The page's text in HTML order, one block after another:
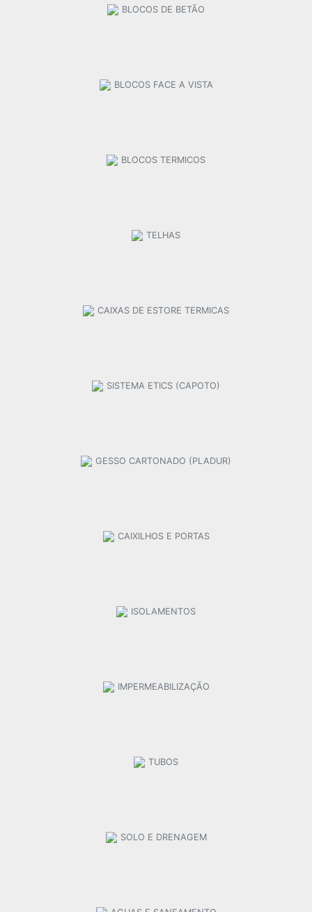
BLOCOS DE BETÃO
BLOCOS FACE A VISTA
BLOCOS TERMICOS
TELHAS
CAIXAS DE ESTORE TERMICAS
SISTEMA ETICS (CAPOTO)
GESSO CARTONADO (PLADUR)
CAIXILHOS E PORTAS
ISOLAMENTOS
IMPERMEABILIZAÇÃO
TUBOS
SOLO E DRENAGEM